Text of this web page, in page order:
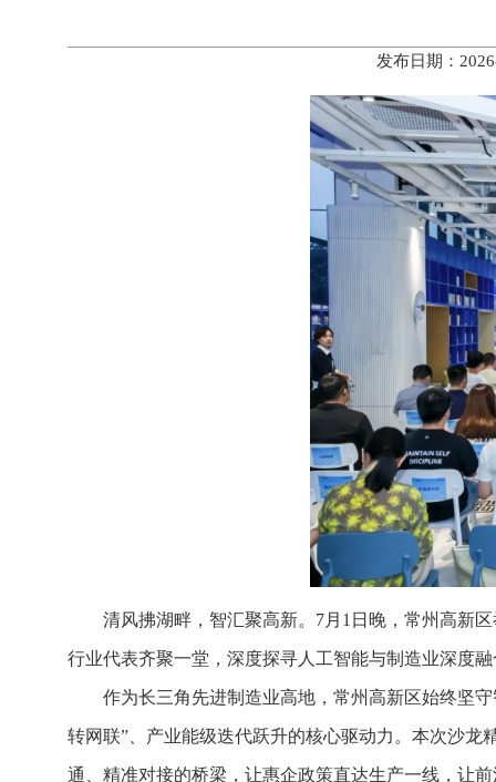
发布日期：
清风拂湖畔，智汇聚高新。7月1日晚，常州高新
行业代表齐聚一堂，深度探寻人工智能与制造业深度
作为长三角先进制造业高地，常州高新区始终坚
转网联”、产业能级迭代跃升的核心驱动力。本次沙
通、精准对接的桥梁，让惠企政策直达生产一线，让